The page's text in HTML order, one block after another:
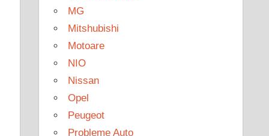
MG
Mitshubishi
Motoare
NIO
Nissan
Opel
Peugeot
Probleme Auto